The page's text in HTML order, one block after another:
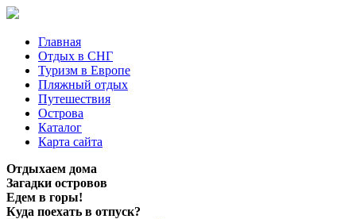
Главная
Отдых в СНГ
Туризм в Европе
Пляжный отдых
Путешествия
Острова
Каталог
Карта сайта
Отдыхаем дома
Загадки островов
Едем в горы!
Куда поехать в отпуск?